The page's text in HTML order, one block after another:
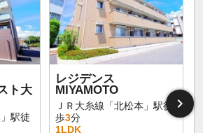
ト大
駅徒
レジデンス
MIYAMOTO
ＪＲ大糸線「北松本」駅徒
歩3分
1LDK